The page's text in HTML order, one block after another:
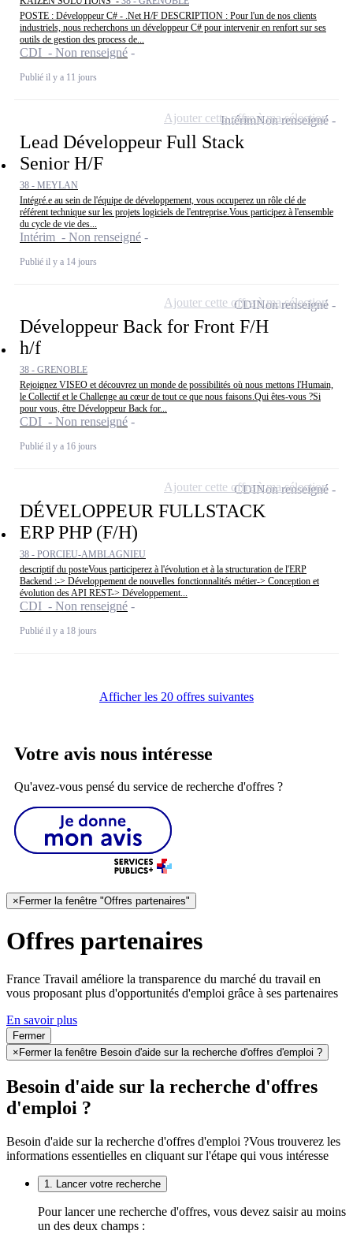
POSTE : Développeur C# - .Net H/F DESCRIPTION : Pour l'un de nos clients
industriels, nous recherchons un développeur C# pour intervenir en renfort sur ses
outils de gestion des process de...
CDI - Non renseigné
Publié il y a 11 jours
Lead Développeur Full Stack
Senior H/F
38 - MEYLAN
Intégré.e au sein de l'équipe de développement, vous occuperez un rôle clé de
référent technique sur les projets logiciels de l'entreprise.Vous participez à l'ensemble
du cycle de vie des...
Intérim - Non renseigné
Publié il y a 14 jours
IntérimNon renseigné
Ajouter cette offre à ma sélection
Développeur Back for Front F/H
h/f
38 - GRENOBLE
Rejoignez VISEO et découvrez un monde de possibilités où nous mettons l'Humain,
le Collectif et le Challenge au cœur de tout ce que nous faisons.Qui êtes-vous ?Si
pour vous, être Développeur Back for...
CDI - Non renseigné
Publié il y a 16 jours
CDINon renseigné
Ajouter cette offre à ma sélection
DÉVELOPPEUR FULLSTACK
ERP PHP (F/H)
38 - PORCIEU-AMBLAGNIEU
descriptif du posteVous participerez à l'évolution et à la structuration de l'ERP
Backend :-> Développement de nouvelles fonctionnalités métier-> Conception et
évolution des API REST-> Développement...
CDI - Non renseigné
Publié il y a 18 jours
CDINon renseigné
Ajouter cette offre à ma sélection
Afficher les 20 offres suivantes
Votre avis nous intéresse
Qu'avez-vous pensé du service de recherche d'offres ?
× Fermer la fenêtre "Offres partenaires"
Offres partenaires
France Travail améliore la transparence du marché du travail en
vous proposant plus d'opportunités d'emploi grâce à ses partenaires
En savoir plus
Fermer
× Fermer la fenêtre Besoin d'aide sur la recherche d'offres d'emploi ?
Besoin d'aide sur la recherche d'offres
d'emploi ?
Besoin d'aide sur la recherche d'offres d'emploi ?Vous trouverez les
informations essentielles en cliquant sur l'étape qui vous intéresse
1. Lancer votre recherche
Pour lancer une recherche d'offres, vous devez saisir au moins
un des deux champs :